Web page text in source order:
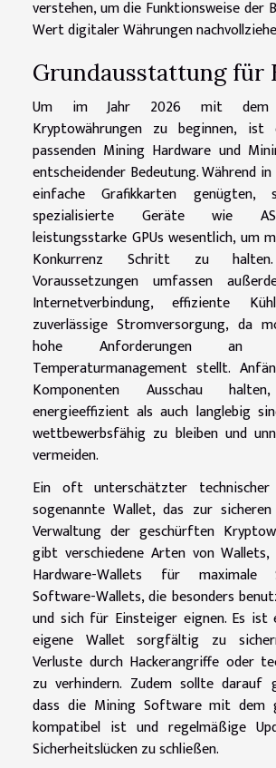
verstehen, um die Funktionsweise der
Wert digitaler Währungen
Grundausstattung für
Um im Jahr 2026 mit dem
Kryptowährungen zu beginnen, ist
passenden Mining Hardware und
entscheidender Bedeutung. Während
einfache Grafikkarten genügten,
spezialisierte Geräte wie
leistungsstarke GPUs wesentlich, um
Konkurrenz Schritt zu
Voraussetzungen umfassen
Internetverbindung, effiziente
zuverlässige Stromversorgung, da
hohe Anforderungen an
Temperaturmanagement stellt.
Komponenten Ausschau
energieeffizient als auch langlebig
wettbewerbsfähig zu bleiben und
vermeiden.
Ein oft unterschätzter
sogenannte Wallet, das zur sicheren
Verwaltung der geschürften
gibt verschiedene Arten von
Hardware-Wallets für maximale
Software-Wallets, die besonders
und sich für Einsteiger eignen. Es ist
eigene Wallet sorgfältig zu
Verluste durch Hackerangriffe oder
zu verhindern. Zudem sollte darauf
dass die Mining Software mit dem
kompatibel ist und regelmäßige
Sicherheitslücken zu schließen.